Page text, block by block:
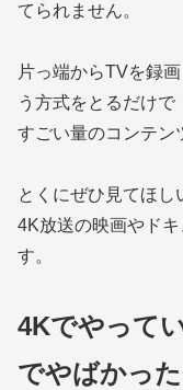
てられません。
片っ端からTVを録
う方式をとるだけで
すごい量のコンテン
とくにぜひ見てほし
4K放送の映画やド
す。
4Kでやって
でやばかった